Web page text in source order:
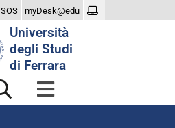
SOS myDesk@edu
Università
degli Studi
di Ferrara